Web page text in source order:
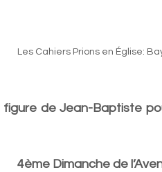
Les Cahiers
de Jean-Baptiste
4ème Dimanche de